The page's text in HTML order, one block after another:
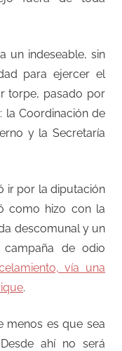
un indeseable, sin
para ejercer el
torpe, pasado por
la Coordinación de
y la Secretaría
ir por la diputación
como hizo con la
descomunal y un
de odio
vía una
.
menos es que sea
ahí no será